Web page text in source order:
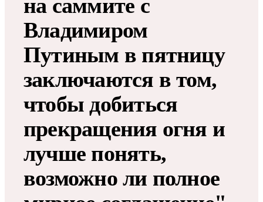
на саммите с
Владимиром
Путиным в пятницу
заключаются в том,
чтобы добиться
прекращения огня и
лучше понять,
возможно ли полное